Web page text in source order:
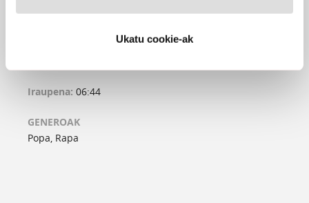
Ukatu cookie-ak
(Musika: Auhen / Hitzak: Odei Barroso)
Iraupena: 06:44
GENEROAK
Popa, Rapa